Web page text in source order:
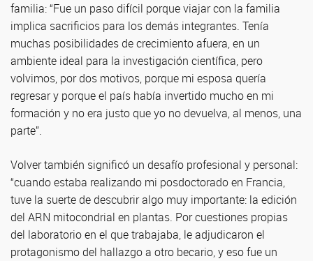
familia: “Fue un paso difícil porque viajar con la familia
implica sacrificios para los demás integrantes. Tenía
muchas posibilidades de crecimiento afuera, en un
ambiente ideal para la investigación científica, pero
volvimos, por dos motivos, porque mi esposa quería
regresar y porque el país había invertido mucho en mi
formación y no era justo que yo no devuelva, al menos, una
parte”.
Volver también significó un desafío profesional y personal:
“cuando estaba realizando mi posdoctorado en Francia,
tuve la suerte de descubrir algo muy importante: la edición
del ARN mitocondrial en plantas. Por cuestiones propias
del laboratorio en el que trabajaba, le adjudicaron el
protagonismo del hallazgo a otro becario, y eso fue un